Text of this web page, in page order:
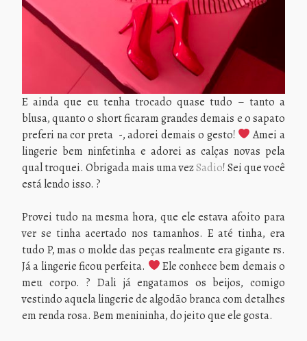
E ainda que eu tenha trocado quase tudo – tanto a
blusa, quanto o short ficaram grandes demais e o sapato
preferi na cor preta -, adorei demais o gesto!
Amei a
lingerie bem ninfetinha e adorei as calças novas pela
qual troquei. Obrigada mais uma vezSadio! Sei que você
está lendo isso. ?
Provei tudo na mesma hora, que ele estava afoito para
ver se tinha acertado nos tamanhos. E até tinha, era
tudo P, mas o molde das peças realmente era gigante rs.
Já a lingerie ficou perfeita.
Ele conhece bem demais o
meu corpo. ? Dali já engatamos os beijos, comigo
vestindo aquela lingerie de algodão branca com detalhes
em renda rosa. Bem menininha, do jeito que ele gosta.